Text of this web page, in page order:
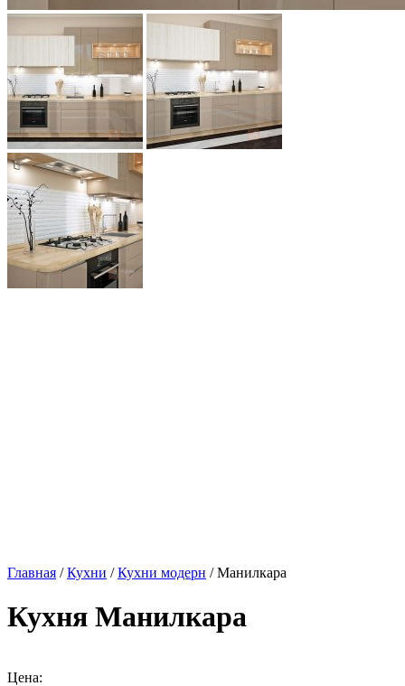
Главная /Кухни /Кухни модерн / Манилкара
Кухня Манилкара
Цена: